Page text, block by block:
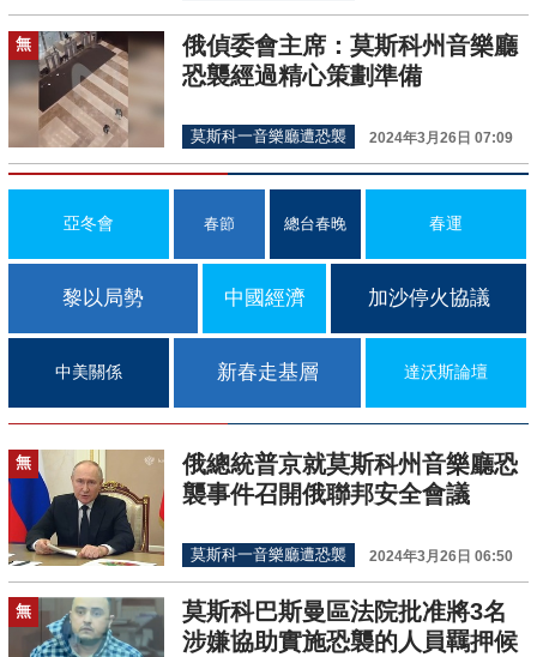
無
俄偵委會主席：莫斯科州音樂廳
恐襲經過精心策劃準備
莫斯科一音樂廳遭恐襲 2024年3月26日 07:09
亞冬會 春節 總台春晚 春運
黎以局勢 中國經濟 加沙停火協議
中美關係 新春走基層 達沃斯論壇
無
俄總統普京就莫斯科州音樂廳恐
襲事件召開俄聯邦安全會議
莫斯科一音樂廳遭恐襲 2024年3月26日 06:50
無
莫斯科巴斯曼區法院批准將3名
涉嫌協助實施恐襲的人員羈押候